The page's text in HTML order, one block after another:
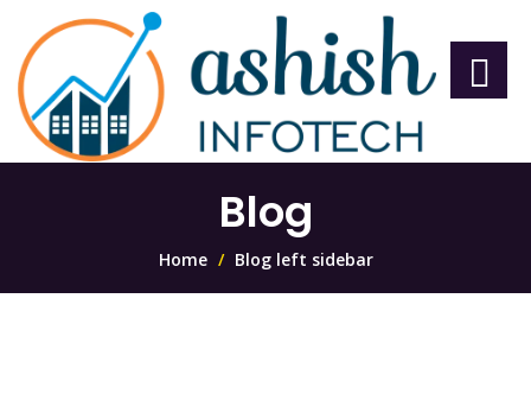
Blog
Home Blog left sidebar